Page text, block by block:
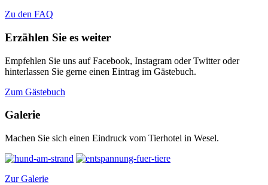
Zu den FAQ
Erzählen Sie es weiter
Empfehlen Sie uns auf Facebook, Instagram oder Twitter oder
hinterlassen Sie gerne einen Eintrag im Gästebuch.
Zum Gästebuch
Galerie
Machen Sie sich einen Eindruck vom Tierhotel in Wesel.
Zur Galerie